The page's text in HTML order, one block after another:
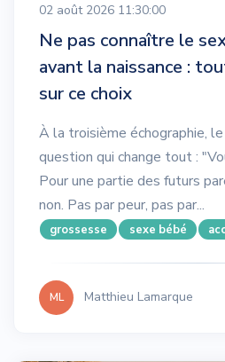
02 août 2026 11:30:00
Ne pas connaître le
avant la naissance :
sur ce choix
À la troisième échographie,
question qui change tout :
Pour une partie des futurs
non. Pas par peur, pas par...
grossesse sexe bébé
ML Matthieu Lamarque